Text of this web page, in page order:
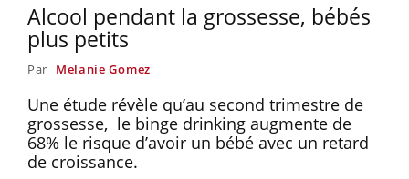
Alcool pendant la grossesse, bébés
plus petits
Par Melanie Gomez
Une étude révèle qu’au second trimestre de
grossesse, le binge drinking augmente de
68% le risque d’avoir un bébé avec un retard
de croissance.